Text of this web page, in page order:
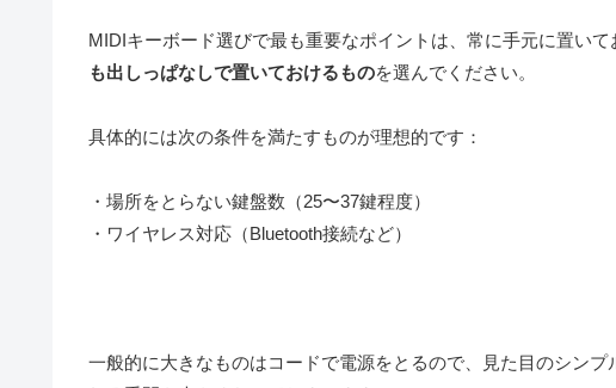
MIDIキーボード選びで最も重要なポイントは、常に手元に置いて
も出しっぱなしで置いておけるものを選んでください。
具体的には次の条件を満たすものが理想的です：
・場所をとらない鍵盤数（25〜37鍵程度）
・ワイヤレス対応（Bluetooth接続など）
一般的に大きなものはコードで電源をとるので、見た目のシン